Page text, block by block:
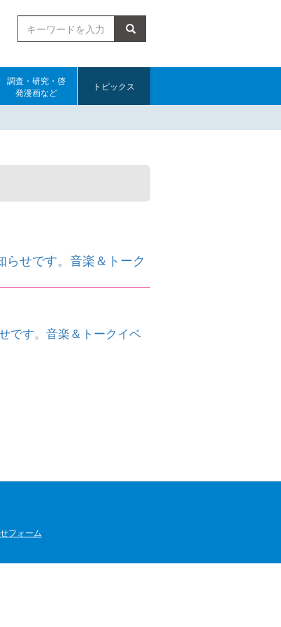
検索
調査・研究・啓
発漫画など
トピックス
せです。音楽＆トーク
です。音楽＆トークイベ
フォーム